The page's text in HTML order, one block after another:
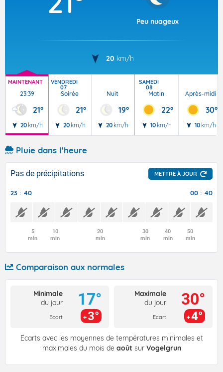
Peu nuageux
20 km/h
MAINTENANT
23:39
21°
20 km/h
VENDREDI
07
Soirée
21°
20 km/h
Nuit
19°
20 km/h
SAMEDI
08
Matin
22°
10 km/h
Après-midi
30°
10 km/h
Pluie dans l'heure
Pas de précipitations METTRE À JOUR
23 : 40 00 : 40
5
min
10
min
20
min
30
min
40
min
50
min
Comparaison aux normales
Minimale
du jour
Ecart
17°
3°
Maximale
du jour
Ecart
30°
4°
Écarts avec les moyennes de températures minimales et
maximales du mois de août sur Vogelgrun